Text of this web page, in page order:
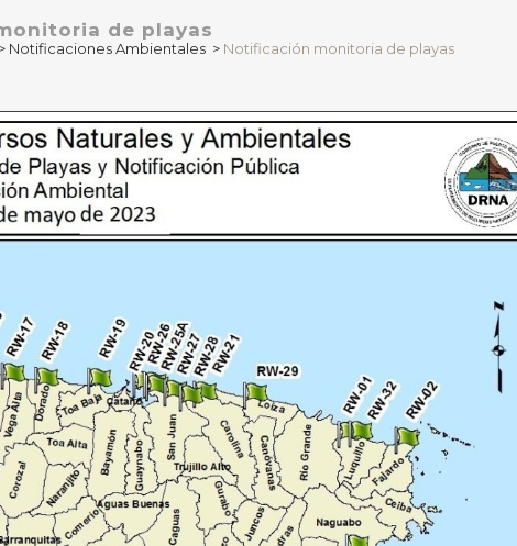
de playas
> Notificaciones Ambientales > Notificación monitoria de playas